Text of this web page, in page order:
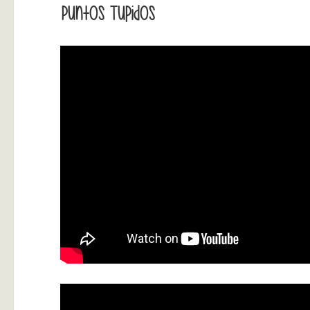
Puntos Tupidos